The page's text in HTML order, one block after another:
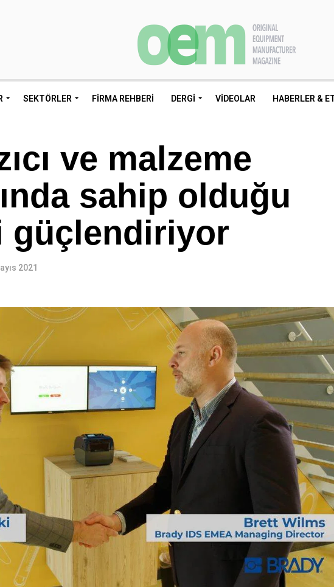
SEKTÖRLER FIRMA REHBERI DERGI VIDEOLAR HABERLER &
ve malzeme
sahip olduğu
güçlendiriyor
2021